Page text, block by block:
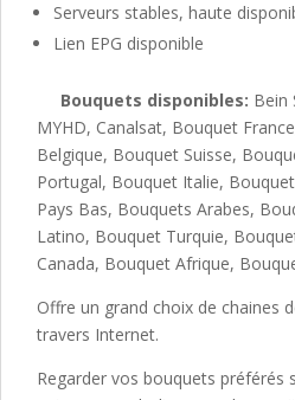
Serveurs stables, haute
Lien EPG disponible
Bouquets disponibles: Bein
MYHD, Canalsat, Bouquet
Belgique, Bouquet Suisse,
Portugal, Bouquet Italie,
Pays Bas, Bouquets Arabes,
Latino, Bouquet Turquie,
Canada, Bouquet Afrique,
Offre un grand choix de chaines
travers Internet.
Regarder vos bouquets préférés